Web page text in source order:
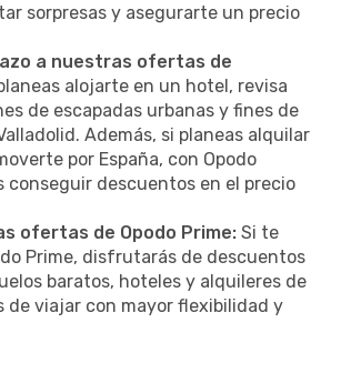
sorpresas y asegurarte un precio
a nuestras ofertas de
alojarte en un hotel, revisa
de escapadas urbanas y fines de
Además, si planeas alquilar
por España, con Opodo
conseguir descuentos en el precio
ofertas de Opodo Prime: Si te
Prime, disfrutarás de descuentos
baratos, hoteles y alquileres de
de viajar con mayor flexibilidad y